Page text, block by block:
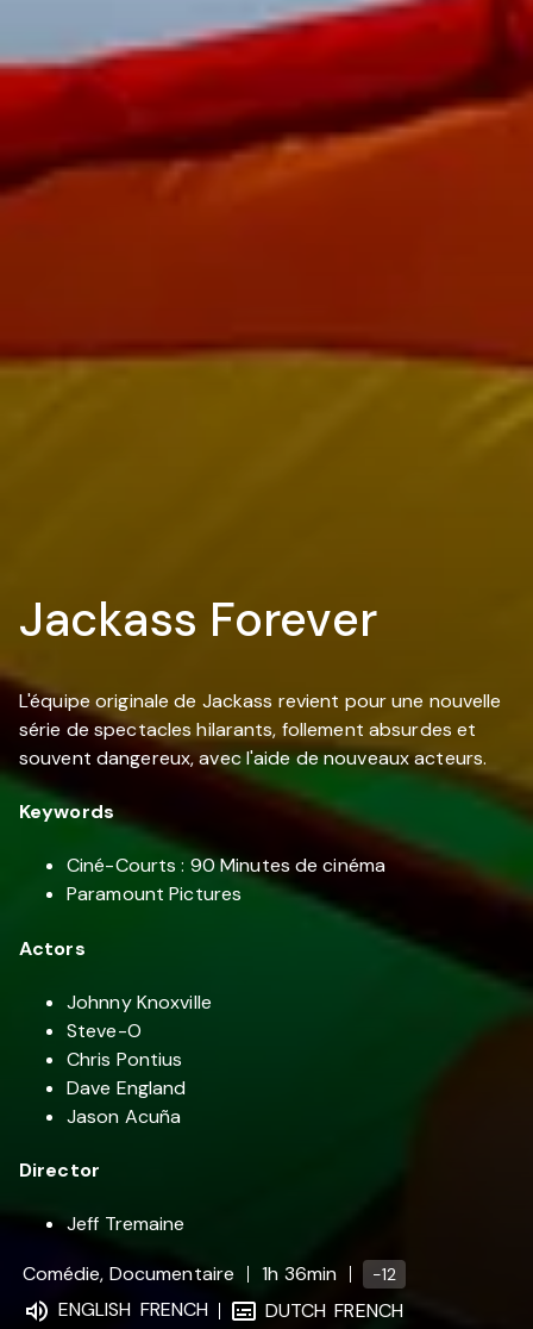
Jackass Forever
L'équipe originale de Jackass revient pour une nouvelle
série de spectacles hilarants, follement absurdes et
souvent dangereux, avec l'aide de nouveaux acteurs.
Keywords
Ciné-Courts : 90 Minutes de cinéma
Paramount Pictures
Actors
Johnny Knoxville
Steve-O
Chris Pontius
Dave England
Jason Acuña
Director
Jeff Tremaine
Comédie, Documentaire
1h 36min -12
ENGLISH FRENCH DUTCH FRENCH